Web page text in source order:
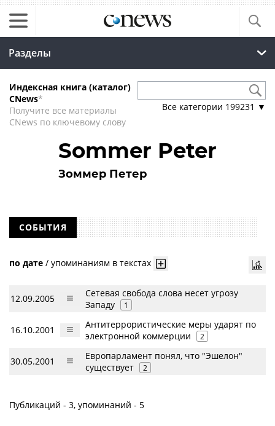
Разделы
Индексная книга (каталог)
CNews*
Получите все материалы
CNews по ключевому слову
Все категории 199231 ▼
Sommer Peter
Зоммер Петер
СОБЫТИЯ
по дате / упоминаниям в текстах
12.09.2005
Сетевая свобода слова несет угрозу
Западу
1
16.10.2001
Антитеррористические меры ударят по
электронной коммерции
2
30.05.2001
Европарламент понял, что "Эшелон"
существует
2
Публикаций - 3, упоминаний - 5